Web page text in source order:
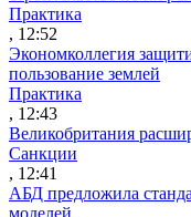
Практика
, 12:52
Экономколлегия
пользование землей
Практика
, 12:43
Великобритания
Санкции
, 12:41
АБД предложила
моделей